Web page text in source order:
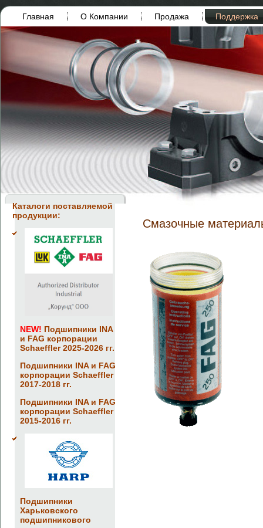
Главная О Компании Продажа Поддержка
Каталоги поставляемой
продукции:
NEW! Подшипники INA
и FAG корпорации
Schaeffler 2025-2026 гг.
Подшипники INA и FAG
корпорации Schaeffler
2017-2018 гг.
Подшипники INA и FAG
корпорации Schaeffler
2015-2016 гг.
Подшипники
Харьковского
подшипникового
Смазочные